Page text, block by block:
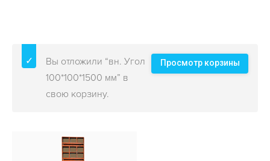
АКЦИИ Просмотр корзины
Вы отложили “вн. Угол
100*100*1500 мм” в
свою корзину.